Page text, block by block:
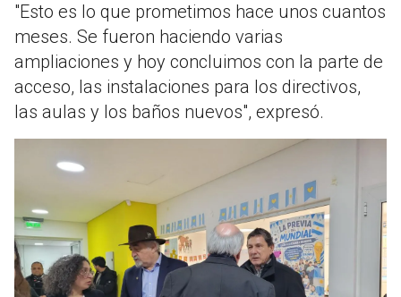
"Esto es lo que prometimos hace unos cuantos
meses. Se fueron haciendo varias
ampliaciones y hoy concluimos con la parte de
acceso, las instalaciones para los directivos,
las aulas y los baños nuevos", expresó.